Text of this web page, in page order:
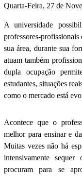
Quarta-Feira, 27 de
A universidade
professores-profissionais
sua área, durante sua
atuam também
dupla ocupação
estudantes, situações
como o mercado está
Acontece que o
melhor para ensinar e
Muitas vezes não há
intensivamente
procuram para se